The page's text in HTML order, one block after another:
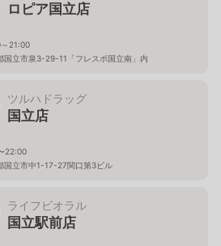
ロピア国立店
21:00
国立市泉3-29-11「フレスポ国立南」内
ツルハドラッグ
国立店
22:00
国立市中1-17-27関口第3ビル
ライフビオラル
国立駅前店